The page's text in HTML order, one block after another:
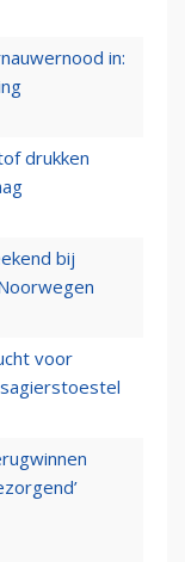
in:
drukken
bij
voor